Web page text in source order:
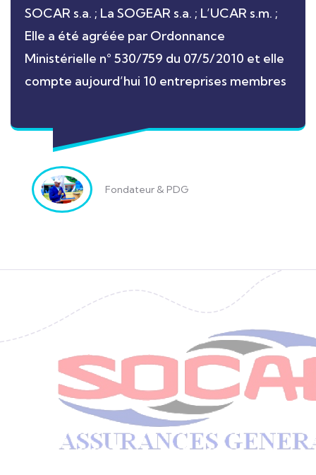
SOCAR s.a. ; La SOGEAR s.a. ; L’UCAR s.m. ;
Elle a été agréée par Ordonnance
Ministérielle n° 530/759 du 07/5/2010 et elle
compte aujourd’hui 10 entreprises membres
Fondateur & PDG